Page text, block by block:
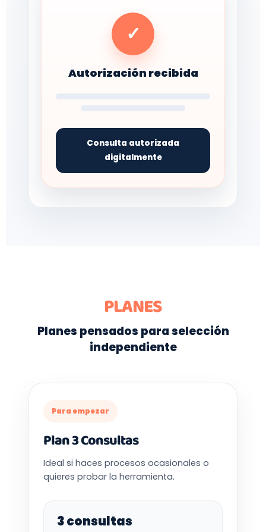
✓
Autorización recibida
Consulta autorizada
digitalmente
PLANES
Planes pensados para selección
independiente
Para empezar
Plan 3 Consultas
Ideal si haces procesos ocasionales o
quieres probar la herramienta.
3 consultas